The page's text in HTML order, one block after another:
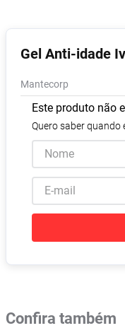
Gel Anti-idade
Mantecorp
Este produto não
Quero saber quando
Confira também
6º Desodorante
7º Shampoo
8 Absorvente
9º Pampers
10 º